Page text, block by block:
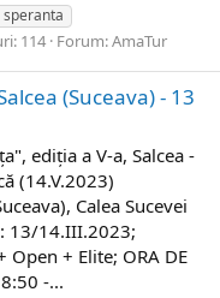
speranta
114 Forum:AmaTur
(Suceava) - 13
ediția a V-a, Salcea -
(14.V.2023)
Calea Sucevei
13/14.III.2023;
Open + Elite; ORA DE
-...